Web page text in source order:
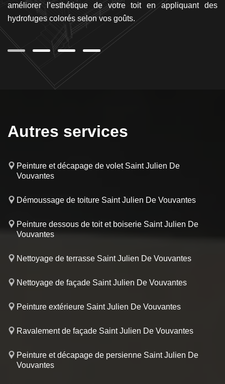
améliorer l’esthétique de votre toit en appliquant des
hydrofuges colorés selon vos goûts.
Autres services
Peinture et décapage de volet Saint Julien De
Vouvantes
Démoussage de toiture Saint Julien De Vouvantes
Peinture dessous de toit et boiserie Saint Julien De
Vouvantes
Nettoyage de terrasse Saint Julien De Vouvantes
Nettoyage de façade Saint Julien De Vouvantes
Peinture extérieure Saint Julien De Vouvantes
Ravalement de façade Saint Julien De Vouvantes
Peinture et décapage de persienne Saint Julien De
Vouvantes